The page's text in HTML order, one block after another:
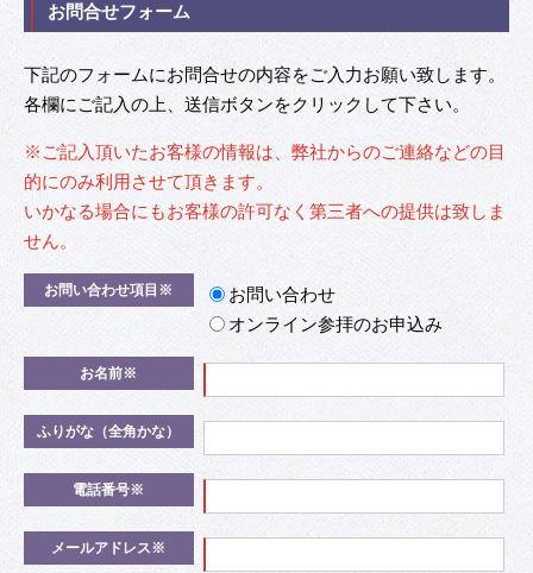
お問合せフォーム
下記のフォームにお問合せの内容をご入力お願い致します。
各欄にご記入の上、送信ボタンをクリックして下さい。
※ご記入頂いたお客様の情報は、弊社からのご連絡などの目
的にのみ利用させて頂きます。
いかなる場合にもお客様の許可なく第三者への提供は致しま
せん。
お問い合わせ項目 ※
お問い合わせ
オンライン参拝のお申込み
お名前※
ふりがな（全角かな）
電話番号※
メールアドレス※